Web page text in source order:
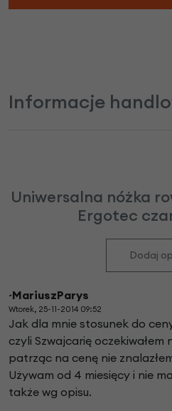
Informacje
Uniwersalna nóżka
Ergotec
Dodaj
~MariuszParys
Wtorek, 25-11-2014 09:52
Jak dla mnie stosunek do
czyli Szwajcarię oczekiwałem
patrząc na cenę nie
Używam od 4 miesięcy i nie
także wg opisu.